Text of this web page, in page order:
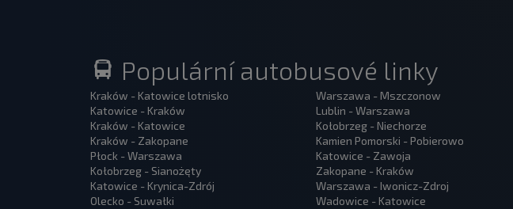
Populární autobusové linky
Kraków - Katowice lotnisko
Katowice - Kraków
Kraków - Katowice
Kraków - Zakopane
Płock - Warszawa
Kołobrzeg - Sianożęty
Katowice - Krynica-Zdrój
Olecko - Suwałki
Warszawa - Mszczonow
Lublin - Warszawa
Kołobrzeg - Niechorze
Kamien Pomorski - Pobierowo
Katowice - Zawoja
Zakopane - Kraków
Warszawa - Iwonicz-Zdroj
Wadowice - Katowice